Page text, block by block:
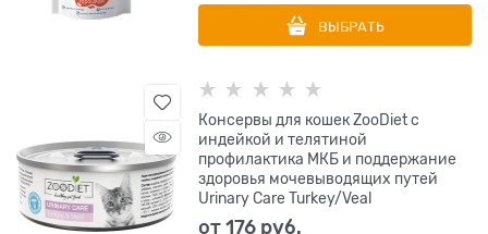
ВЫБРАТЬ
Консервы для кошек ZooDiet с
индейкой и телятиной
профилактика МКБ и поддержание
здоровья мочевыводящих путей
Urinary Care Turkey/Veal
от176 руб.